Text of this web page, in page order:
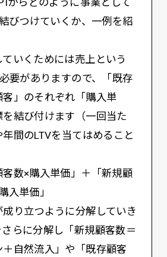
からどのように事業として
びつけていくか、一例を紹
いくためには売上という
要がありますので、「既存
」のそれぞれ「購入単
結び付けます（一回当た
年間のLTVを当てはめること
数×購入単価」＋「新規顧
入単価」
成り立つように分解していき
さらに分解し「新規顧客数＝
＋自然流入」や「既存顧客